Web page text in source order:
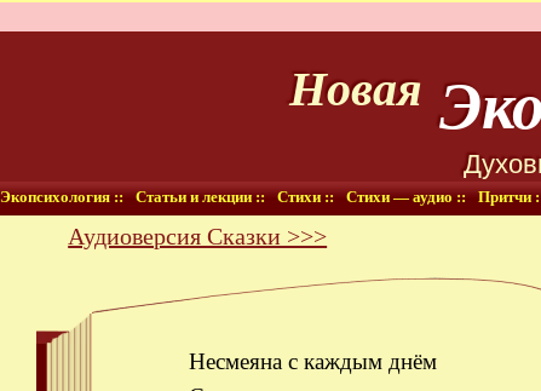
Новая
Экопсихология :: Статьи и лекции :: Стихи :: Стихи — аудио :: Притчи
Аудиоверсия Сказки >>>
Несмеяна с каждым днём